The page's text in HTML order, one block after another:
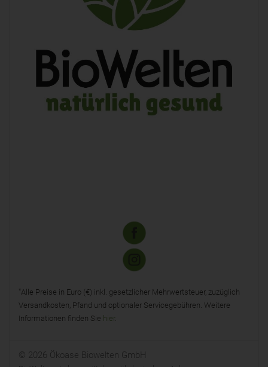
*Alle Preise in Euro (€) inkl. gesetzlicher Mehrwertsteuer, zuzüglich
Versandkosten, Pfand und optionaler Servicegebühren. Weitere
Informationen finden Sie hier.
© 2026 Ökoase Biowelten GmbH